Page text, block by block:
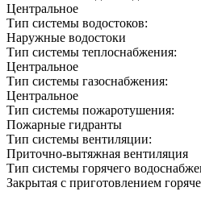
Центральное
Тип системы водостоков:
Наружные водостоки
Тип системы теплоснабжения:
Центральное
Тип системы газоснабжения:
Центральное
Тип системы пожаротушения:
Пожарные гидранты
Тип системы вентиляции:
Приточно-вытяжная вентиляция
Тип системы горячего
Закрытая с приготовлением